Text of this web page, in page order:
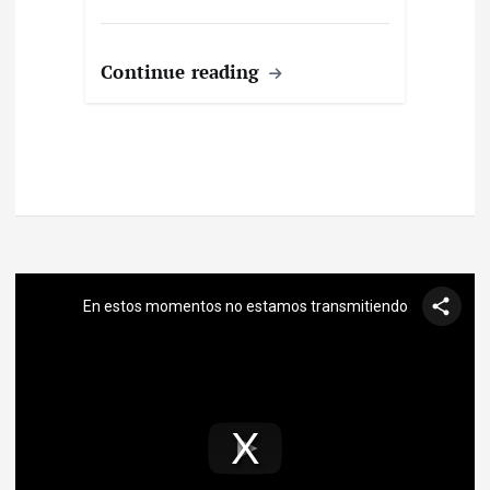
Continue reading